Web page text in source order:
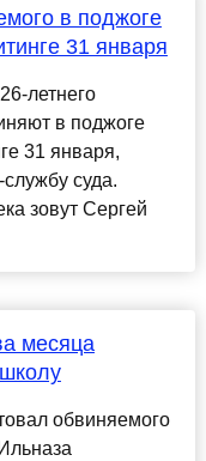
в поджоге
31 января
летнего
в поджоге
31 января,
суда.
зовут Сергей
месяца
обвиняемого